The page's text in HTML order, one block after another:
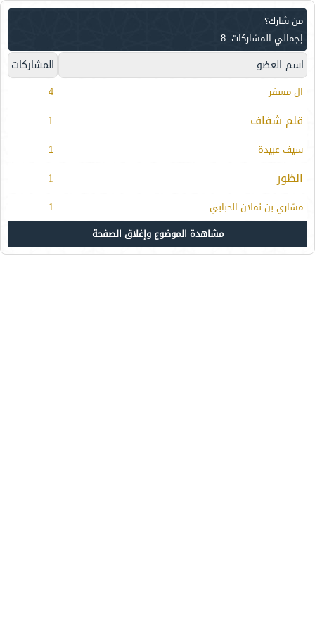
من شارك؟
إجمالي المشاركات: 8
اسم العضو المشاركات
ال مسفر 4
قلم شفاف 1
سيف عبيدة 1
الظور 1
مشاري بن نملان الحبابي
1
مشاهدة الموضوع وإغلاق الصفحة